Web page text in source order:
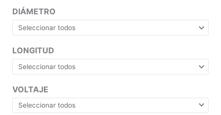
DIÁMETRO
LONGITUD
VOLTAJE